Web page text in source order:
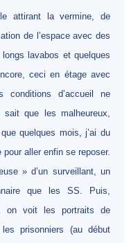
attirant la vermine, de
de l’espace avec des
lavabos et quelques
ceci en étage avec
conditions d’accueil ne
que les malheureux,
quelques mois, j’ai du
aller enfin se reposer.
» d’un surveillant, un
que les SS. Puis,
on voit les portraits de
prisonniers (au début